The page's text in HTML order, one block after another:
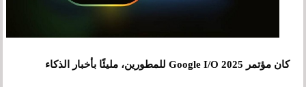
كان مؤتمر Google I/O 2025 للمطورين، مليئًا بأخبار الذكاء